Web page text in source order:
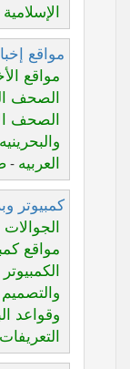
الإسلامية
مواقع
مواقع
الصحف
الصحف
والبحرينيه
العربيه -
كمبيوتر
مواقع
الكمبيوتر
وقواعد
التعريفات